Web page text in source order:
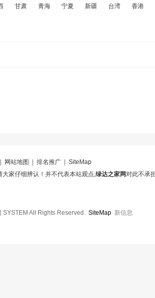
甘肃 青海 宁夏 新疆 台湾 香港
网站地图 排名推广
SiteMap
家仔细辨认！并不代表本站观点,绿达之家网对此不承
SYSTEM All Rights Reserved SiteMap 新信息